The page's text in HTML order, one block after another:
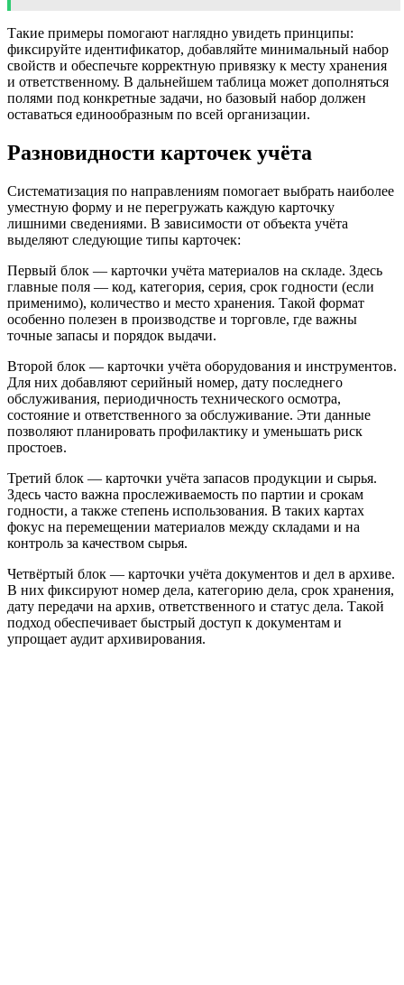
Такие примеры помогают наглядно увидеть принципы:
фиксируйте идентификатор, добавляйте минимальный набор
свойств и обеспечьте корректную привязку к месту хранения
и ответственному. В дальнейшем таблица может дополняться
полями под конкретные задачи, но базовый набор должен
оставаться единообразным по всей организации.
Разновидности карточек учёта
Систематизация по направлениям помогает выбрать наиболее
уместную форму и не перегружать каждую карточку
лишними сведениями. В зависимости от объекта учёта
выделяют следующие типы карточек:
Первый блок — карточки учёта материалов на складе. Здесь
главные поля — код, категория, серия, срок годности (если
применимо), количество и место хранения. Такой формат
особенно полезен в производстве и торговле, где важны
точные запасы и порядок выдачи.
Второй блок — карточки учёта оборудования и инструментов.
Для них добавляют серийный номер, дату последнего
обслуживания, периодичность технического осмотра,
состояние и ответственного за обслуживание. Эти данные
позволяют планировать профилактику и уменьшать риск
простоев.
Третий блок — карточки учёта запасов продукции и сырья.
Здесь часто важна прослеживаемость по партии и срокам
годности, а также степень использования. В таких картах
фокус на перемещении материалов между складами и на
контроль за качеством сырья.
Четвёртый блок — карточки учёта документов и дел в архиве.
В них фиксируют номер дела, категорию дела, срок хранения,
дату передачи на архив, ответственного и статус дела. Такой
подход обеспечивает быстрый доступ к документам и
упрощает аудит архивирования.